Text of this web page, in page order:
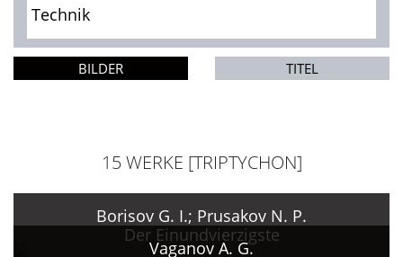
Technik
BILDER TITEL
15 WERKE [TRIPTYCHON]
Borisov G. I.; Prusakov N. P.
Der Einundvierzigste
Vaganov A. G.